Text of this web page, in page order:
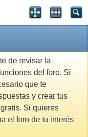
de revisar la
del foro. Si
que te
y crear tus
Si quieres
el foro de tu interés